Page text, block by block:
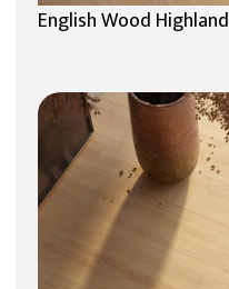
English Wood Highland